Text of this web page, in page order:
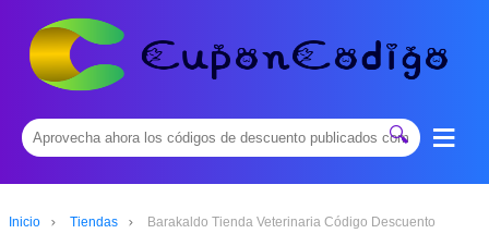
🔍 ≡
Inicio Tiendas Barakaldo Tienda Veterinaria Código Descuento